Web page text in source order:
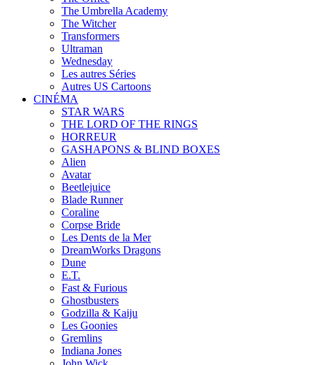
The Umbrella Academy
The Witcher
Transformers
Ultraman
Wednesday
Les autres Séries
Autres US Cartoons
CINÉMA
STAR WARS
THE LORD OF THE RINGS
HORREUR
GASHAPONS & BLIND BOXES
Alien
Avatar
Beetlejuice
Blade Runner
Coraline
Corpse Bride
Les Dents de la Mer
DreamWorks Dragons
Dune
E.T.
Fast & Furious
Ghostbusters
Godzilla & Kaiju
Les Goonies
Gremlins
Indiana Jones